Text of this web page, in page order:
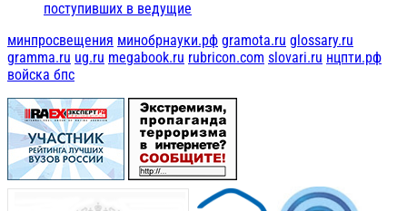
поступивших в ведущие
минпросвещения минобрнауки.рф gramota.ru glossary.ru
gramma.ru ug.ru megabook.ru rubricon.com slovari.ru нцпти.рф
войска бпс